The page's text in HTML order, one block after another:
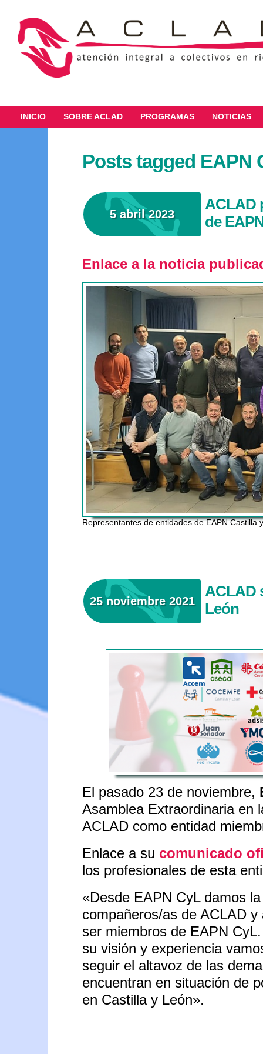
INICIO SOBRE ACLAD PROGRAMAS NOTICIAS
Posts tagged EAPN
5 abril 2023
ACLAD
de
Enlace a la noticia
Representantes de entidades de EAPN
25 noviembre 2021
ACLAD
León
El pasado 23 de noviembre,
Asamblea Extraordinaria en
ACLAD como entidad
Enlace a su comunicado
los profesionales de esta
«Desde EAPN CyL damos
compañeros/as de ACLAD
ser miembros de EAPN
su visión y experiencia
seguir el altavoz de las
encuentran en situación de
en Castilla y León».